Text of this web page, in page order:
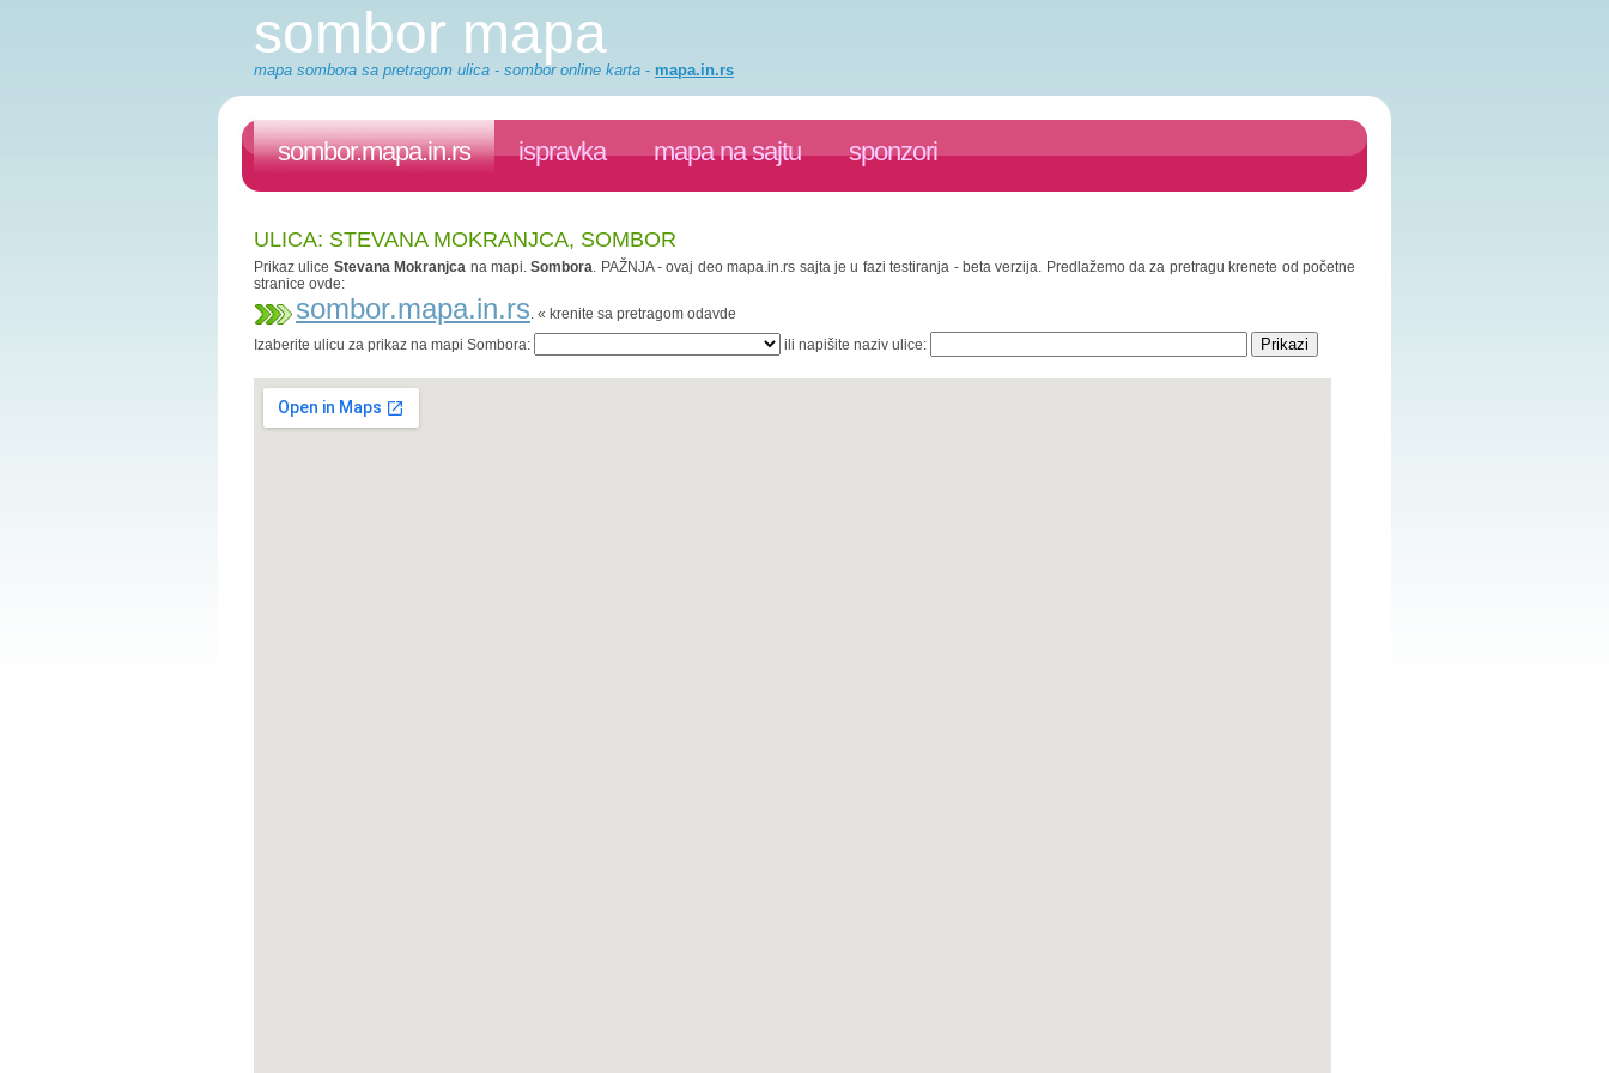
sombor mapa
mapa sombora sa pretragom ulica - sombor online karta - mapa.in.rs
sombor.mapa.in.rs ispravka mapa na sajtu sponzori
ULICA: STEVANA MOKRANJCA, SOMBOR
Prikaz ulice Stevana Mokranjca na mapi.Sombora. PAŽNJA - ovaj deo mapa.in.rs sajta je u fazi testiranja - beta verzija. Predlažemo da za pretragu krenete od početne
stranice ovde:
sombor.mapa.in.rs. « krenite sa pretragom odavde
Izaberite ulicu za prikaz na mapi Sombora:
ili napišite naziv ulice: